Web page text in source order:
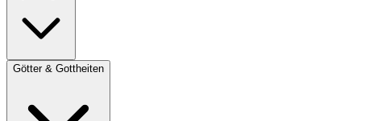
Götter & Gottheiten